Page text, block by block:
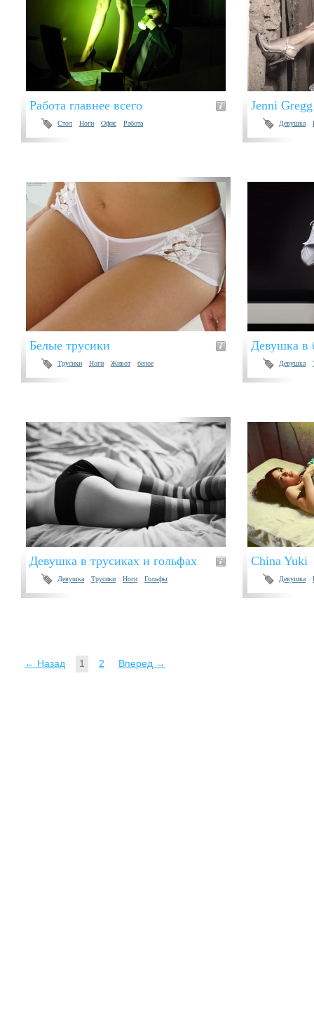
Работа главнее всего
Стол Ноги Офис Работа
Jenni Gregg
Девушка
Белые трусики
Трусики Ноги Живот белое
Девушка в
Девушка
Девушка в трусиках и гольфах
Девушка Трусики Ноги Гольфы
China Yuki
Девушка
← Назад 1 2 Вперед →